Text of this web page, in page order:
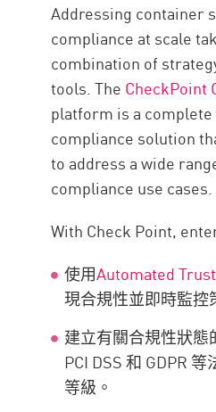
Addressing container
compliance at scale
combination of
tools. The CheckPoint
platform is a
compliance solution
to address a wide
compliance use cases.
With Check Point,
使用Automated
現合規性並即時監控
建立有關合規性狀態
PCI DSS 和 GDPR
等級。